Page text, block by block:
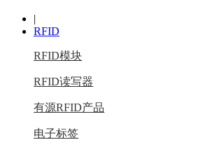
|
RFID
RFID模块
RFID读写器
有源RFID产品
电子标签